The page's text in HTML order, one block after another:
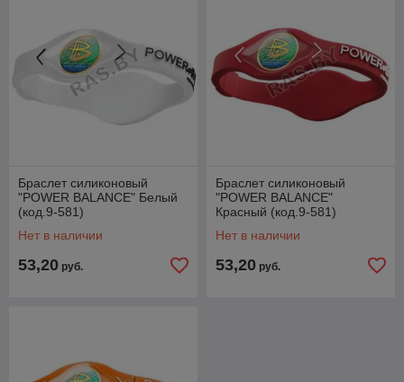
Браслет силиконовый
"POWER BALANCE" Белый
(код.9-581)
Нет в наличии
53,20 руб.
Браслет силиконовый
"POWER BALANCE"
Красный (код.9-581)
Нет в наличии
53,20 руб.